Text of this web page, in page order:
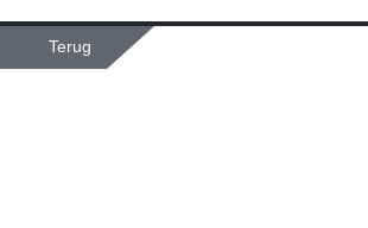
Terug